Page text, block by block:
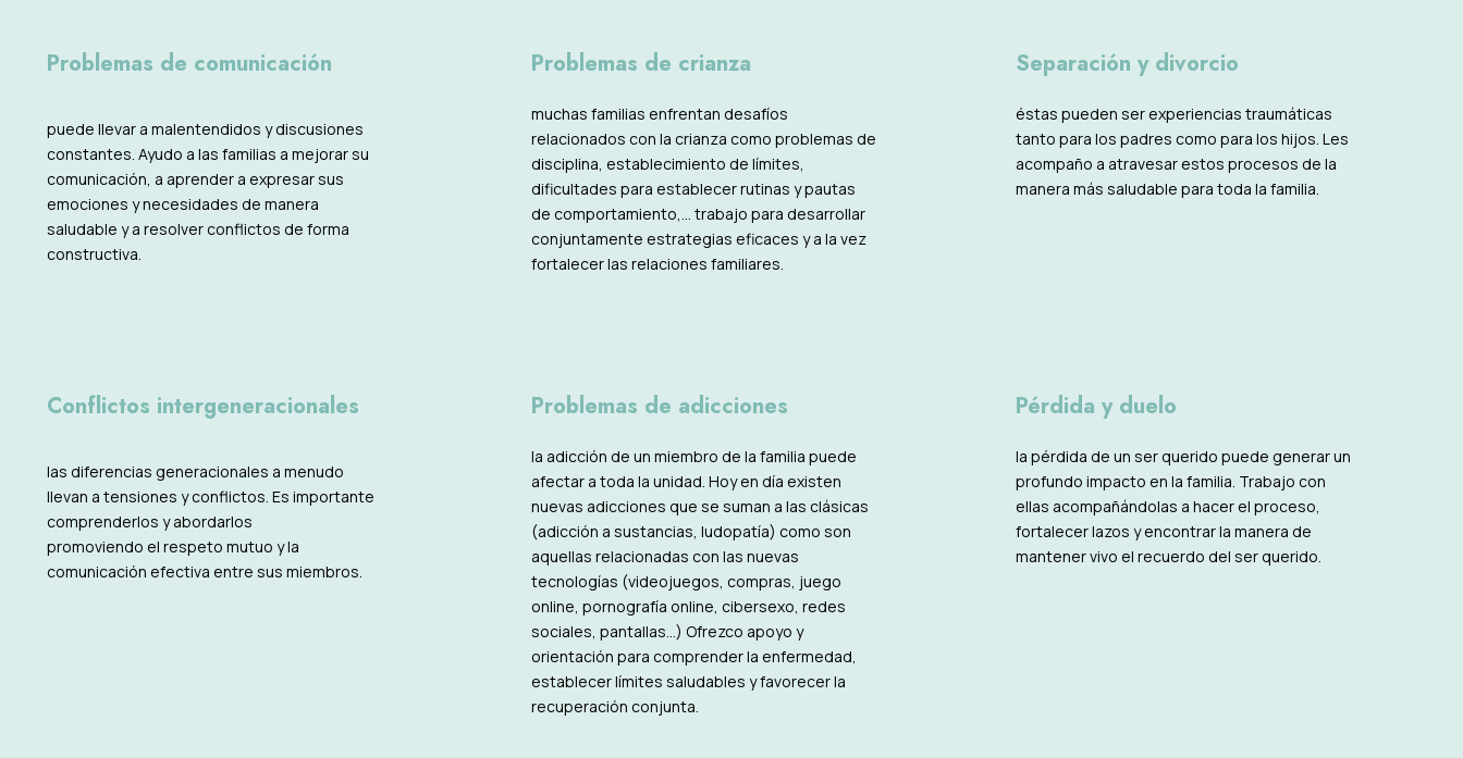
Problemas de comunicación
puede llevar a malentendidos y discusiones
constantes. Ayudo a las familias a mejorar su
comunicación, a aprender a expresar sus
emociones y necesidades de manera
saludable y a resolver conflictos de forma
constructiva.
Problemas de crianza
muchas familias enfrentan desafíos
relacionados con la crianza como problemas de
disciplina, establecimiento de límites,
dificultades para establecer rutinas y pautas
de comportamiento,… trabajo para desarrollar
conjuntamente estrategias eficaces y a la vez
fortalecer las relaciones familiares.
Separación y divorcio
éstas pueden ser experiencias traumáticas
tanto para los padres como para los hijos. Les
acompaño a atravesar estos procesos de la
manera más saludable para toda la familia.
Conflictos intergeneracionales
las diferencias generacionales a menudo
llevan a tensiones y conflictos. Es importante
comprenderlos y abordarlos
promoviendo el respeto mutuo y la
comunicación efectiva entre sus miembros.
Problemas de adicciones
la adicción de un miembro de la familia puede
afectar a toda la unidad. Hoy en día existen
nuevas adicciones que se suman a las clásicas
(adicción a sustancias, ludopatía) como son
aquellas relacionadas con las nuevas
tecnologías (videojuegos, compras, juego
online, pornografía online, cibersexo, redes
sociales, pantallas…) Ofrezco apoyo y
orientación para comprender la enfermedad,
establecer límites saludables y favorecer la
recuperación conjunta.
Pérdida y duelo
la pérdida de un ser querido puede generar un
profundo impacto en la familia. Trabajo con
ellas acompañándolas a hacer el proceso,
fortalecer lazos y encontrar la manera de
mantener vivo el recuerdo del ser querido.